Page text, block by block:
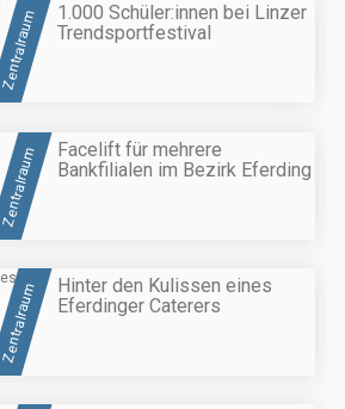
Zentralraum
1.000 Schüler:innen bei Linzer
Trendsportfestival
Zentralraum
Facelift für mehrere
Bankfilialen im Bezirk Eferding
Zentralraum
Hinter den Kulissen eines
Eferdinger Caterers